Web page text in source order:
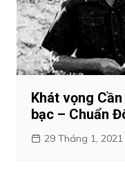
Khát vọng
bạc – Chuẩn
29 Tháng 1, 2021